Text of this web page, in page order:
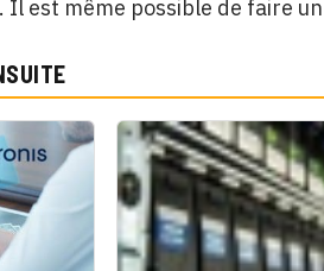
est même possible de faire